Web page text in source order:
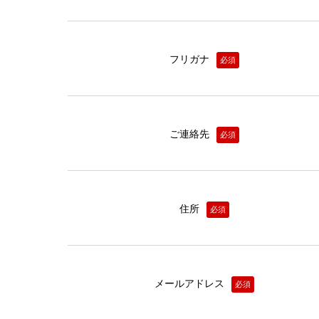
フリガナ 必須
ご連絡先 必須
住所 必須
メールアドレス 必須